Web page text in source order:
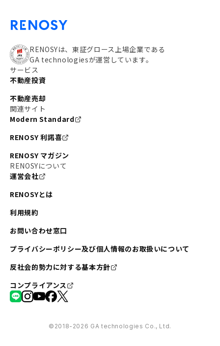
RENOSYは、東証グロース上場企業である
GA technologiesが運営しています。
サービス
不動産投資
不動産売却
関連サイト
Modern Standard
RENOSY 利諾喜
RENOSY マガジン
RENOSYについて
運営会社
RENOSYとは
利用規約
お問い合わせ窓口
プライバシーポリシー及び個人情報のお取扱いについて
反社会的勢力に対する基本方針
コンプライアンス
©︎2018-2026 GA technologies Co., Ltd.